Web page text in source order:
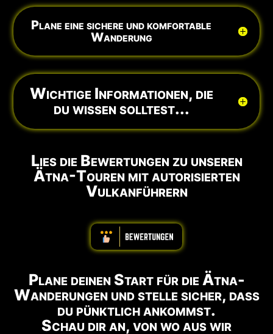
Plane eine sichere und komfortable
Wanderung
Wichtige Informationen, die
du wissen solltest...
Lies die Bewertungen zu unseren
Ätna-Touren mit autorisierten
Vulkanführern
ABBBBBBBBBB
Plane deinen Start für die Ätna-
Wanderungen und stelle sicher, dass
du pünktlich ankommst.
Schau dir an, von wo aus wir